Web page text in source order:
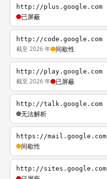
http://plus.google.com
已屏蔽
http://code.google.com
截至 2026 年 间歇性
http://play.google.com
截至 2026 年 已屏蔽
http://talk.google.com
无法解析
https://mail.google.com
间歇性
http://sites.google.com